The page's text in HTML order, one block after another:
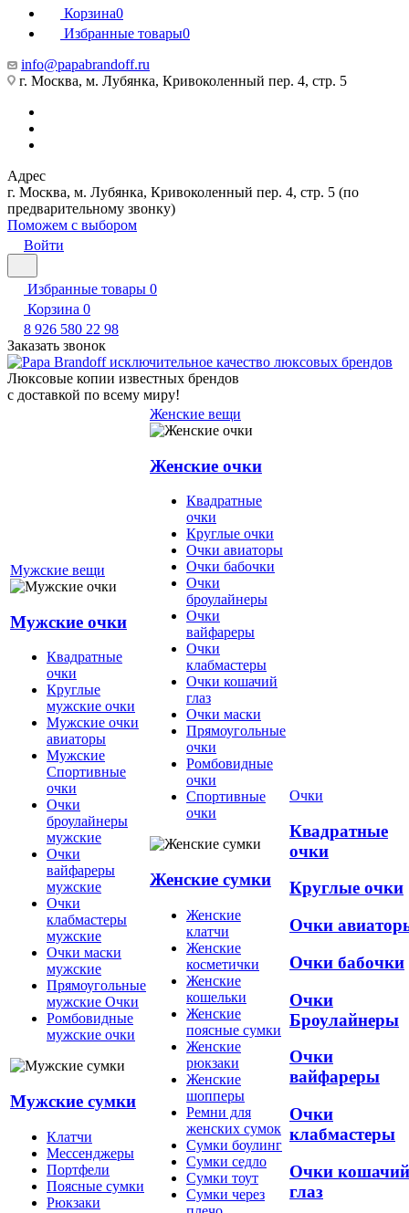
Корзина0
Избранные товары0
info@papabrandoff.ru
г. Москва, м. Лубянка, Кривоколенный пер. 4, стр. 5
Адрес
г. Москва, м. Лубянка, Кривоколенный пер. 4, стр. 5 (по
предварительному звонку)
Поможем с выбором
Войти
Избранные товары 0
Корзина 0
8 926 580 22 98
Заказать звонок
Люксовые копии известных брендов
с доставкой по всему миру!
Мужские вещи
Мужские очки
Квадратные
очки
Круглые
мужские очки
Мужские очки
авиаторы
Мужские
Спортивные
очки
Очки
броулайнеры
мужские
Очки
вайфареры
мужские
Очки
клабмастеры
мужские
Очки маски
мужские
Прямоугольные
мужские Очки
Ромбовидные
мужские очки
Мужские сумки
Клатчи
Мессенджеры
Портфели
Поясные сумки
Рюкзаки
Женские вещи
Женские очки
Квадратные
очки
Круглые очки
Очки авиаторы
Очки бабочки
Очки
броулайнеры
Очки
вайфареры
Очки
клабмастеры
Очки кошачий
глаз
Очки маски
Прямоугольные
очки
Ромбовидные
очки
Спортивные
очки
Женские сумки
Женские
клатчи
Женские
косметички
Женские
кошельки
Женские
поясные сумки
Женские
рюкзаки
Женские
шопперы
Ремни для
женских сумок
Сумки боулинг
Сумки седло
Сумки тоут
Сумки через
Очки
Квадратные
очки
Круглые очки
Очки
Очки бабочки
Очки
Броулайнеры
Очки
вайфареры
Очки
клабмастеры
Очки кошачий
глаз